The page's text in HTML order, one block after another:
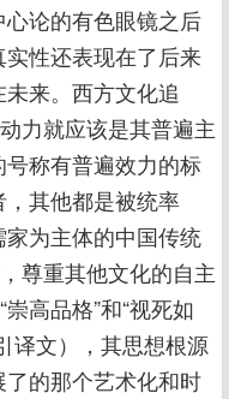
论的有色眼镜之后
性还表现在了后来
来。西方文化追
力就应该是其普遍主
称有普遍效力的标
其他都是被统率
为主体的中国传统
尊重其他文化的自主
高品格”和“视死如
译文），其思想根源
的那个艺术化和时